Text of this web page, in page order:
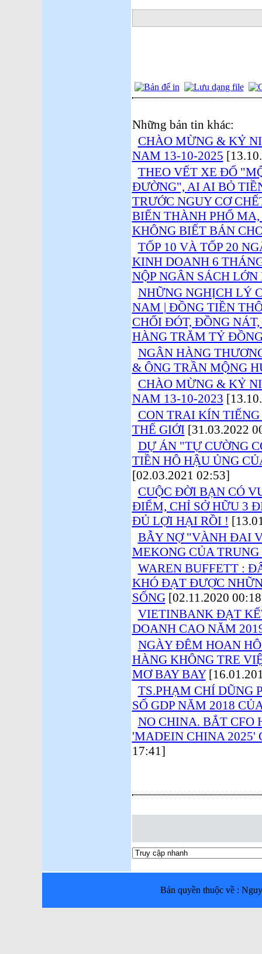
Những bản tin khác:
CHÀO MỪNG & KỶ
NAM 13-10-2025
THEO VẾT XE ĐỔ
ĐƯỜNG", AI AI BỎ
TRƯỚC NGUY CƠ
BIẾN THÀNH PHỐ
KHÔNG BIẾT BÁN
TỐP 10 VÀ TỐP 20
KINH DOANH 6
NỘP NGÂN SÁCH
NHỮNG NGHỊCH LÝ
NAM | ĐỒNG TIỀN
CHỔI ĐÓT, ĐỒNG
HÀNG TRĂM TỶ ĐỒNG
NGÂN HÀNG
& ÔNG TRẦN MỘNG
CHÀO MỪNG & KỶ
NAM 13-10-2023
CON TRAI KÍN
THẾ GIỚI[31.03.2022
DỰ ÁN "TỰ CƯỜNG
TIỀN HÔ HẬU ỦNG
[02.03.2021 02:53]
CUỘC ĐỜI BẠN CÓ
ĐIỂM, CHỈ SỞ HỮU 3
ĐỦ LỢI HẠI RỒI !
BẪY NỢ "VÀNH ĐAI
MEKONG CỦA TRUNG
WAREN BUFFETT :
KHÓ ĐẠT ĐƯỢC
SỐNG[02.11.2020
VIETINBANK ĐẠT
DOANH CAO NĂM
NGÀY ĐÊM HOAN
HÀNG KHÔNG TRE
MƠ BAY BAY
TS.PHẠM CHÍ DŨNG
SỐ GDP NĂM 2018
NO CHINA. BẮT CFO
'MADEIN CHINA 2025'
17:41]
Bản quyền thuộc về :